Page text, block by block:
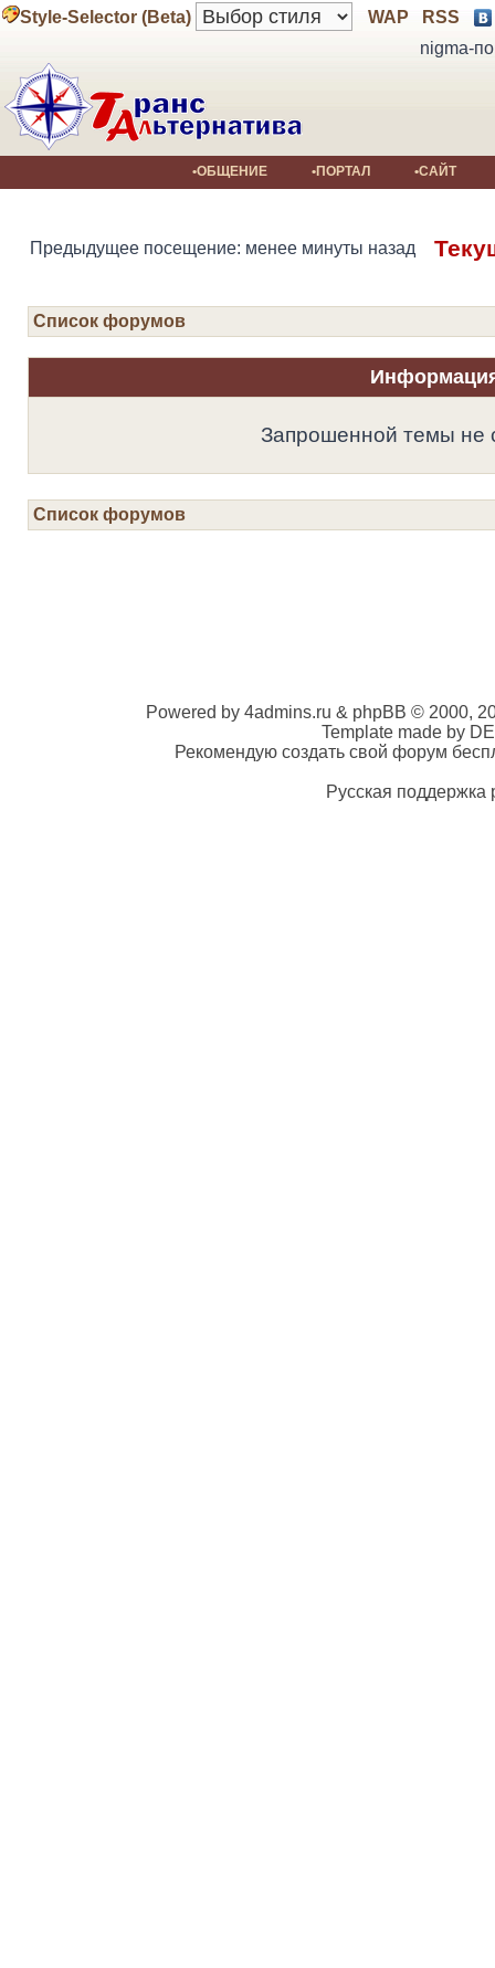
Style-Selector (Beta) WAP
RSS
nigma-
•ОБЩЕНИЕ •ПОРТАЛ •САЙТ
Предыдущее посещение: менее минуты назад
Список форумов
Запрошенной темы не
Список форумов
Powered by 4admins.ru & phpBB © 2000,
Template made by
Рекомендую создать свой форум
Русская поддержка